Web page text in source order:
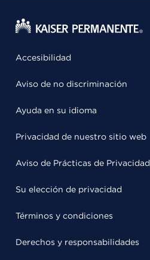
Accesibilidad
Aviso de no discriminación
Ayuda en su idioma
Privacidad de nuestro sitio web
Aviso de Prácticas de Privacidad
Su elección de privacidad
Términos y condiciones
Derechos y responsabilidades